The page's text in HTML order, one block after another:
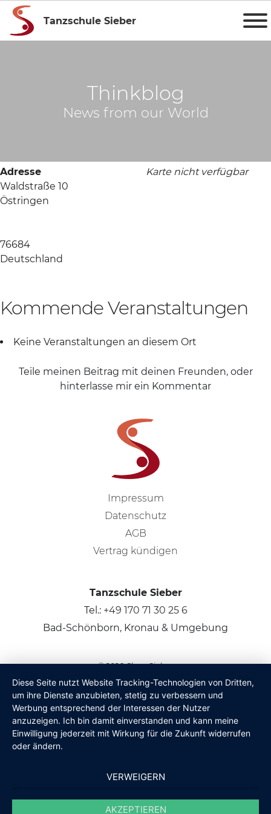
Tanzschule Sieber
Thinkblog
News from our World
Karte nicht verfügbar
Adresse
Waldstraße 10
Östringen
76684
Deutschland
Kommende Veranstaltungen
Keine Veranstaltungen an diesem Ort
Teile meinen Beitrag mit deinen Freunden, oder
hinterlasse mir ein Kommentar
Diese Seite nutzt Website Tracking-Technologien von Dritten,
um ihre Dienste anzubieten, stetig zu verbessern und
Werbung entsprechend der Interessen der Nutzer
anzuzeigen. Ich bin damit einverstanden und kann meine
Einwilligung jederzeit mit Wirkung für die Zukunft widerrufen
oder ändern.
VERWEIGERN
AKZEPTIEREN
Impressum
Datenschutz
AGB
Vertrag kündigen
Tanzschule Sieber
Tel.: +49 170 71 30 25 6
Bad-Schönborn, Kronau & Umgebung
© 2026Claus Sieber